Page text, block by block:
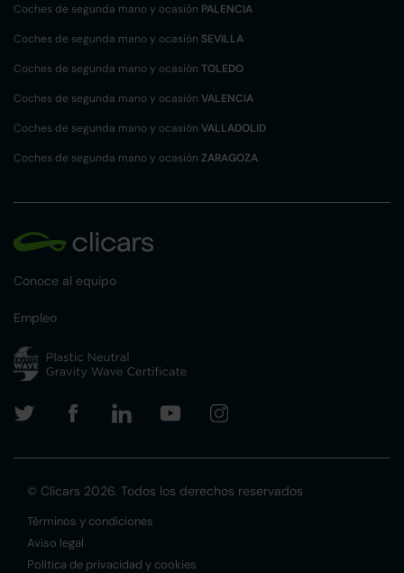
Coches de segunda mano y ocasión PALENCIA
Coches de segunda mano y ocasión SEVILLA
Coches de segunda mano y ocasión TOLEDO
Coches de segunda mano y ocasión VALENCIA
Coches de segunda mano y ocasión VALLADOLID
Coches de segunda mano y ocasión ZARAGOZA
Conoce al equipo
Empleo
© Clicars 2026. Todos los derechos reservados
Términos y condiciones
Aviso legal
Política de privacidad y cookies